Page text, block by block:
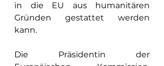
in die EU aus humanitären
Gründen gestattet werden
kann.
Die Präsidentin der